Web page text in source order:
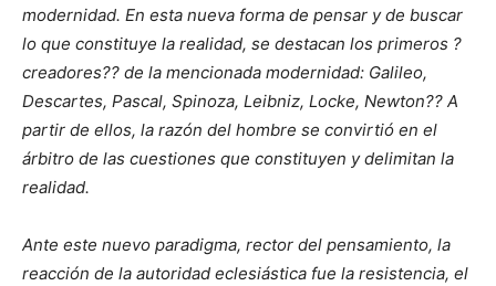
modernidad. En esta nueva forma de pensar y de buscar
lo que constituye la realidad, se destacan los primeros ?
creadores?? de la mencionada modernidad: Galileo,
Descartes, Pascal, Spinoza, Leibniz, Locke, Newton?? A
partir de ellos, la razón del hombre se convirtió en el
árbitro de las cuestiones que constituyen y delimitan la
realidad.
Ante este nuevo paradigma, rector del pensamiento, la
reacción de la autoridad eclesiástica fue la resistencia, el